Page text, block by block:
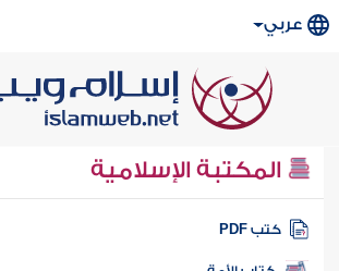
عربي
المكتبة الإسلامية
كتب PDF